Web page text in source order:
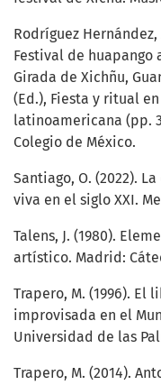
Rodríguez
Festival de
Girada de Xichñu,
(Ed.), Fiesta y ritual
latinoamericana (pp.
Colegio de México.
Santiago, O. (2022).
viva en el siglo XXI.
Talens, J. (1980).
artístico. Madrid:
Trapero, M. (1996). El
improvisada en el
Universidad de las
Trapero, M. (2014).